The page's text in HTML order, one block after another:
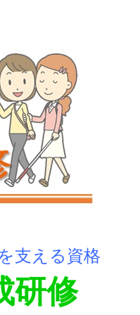
支える資格
研修